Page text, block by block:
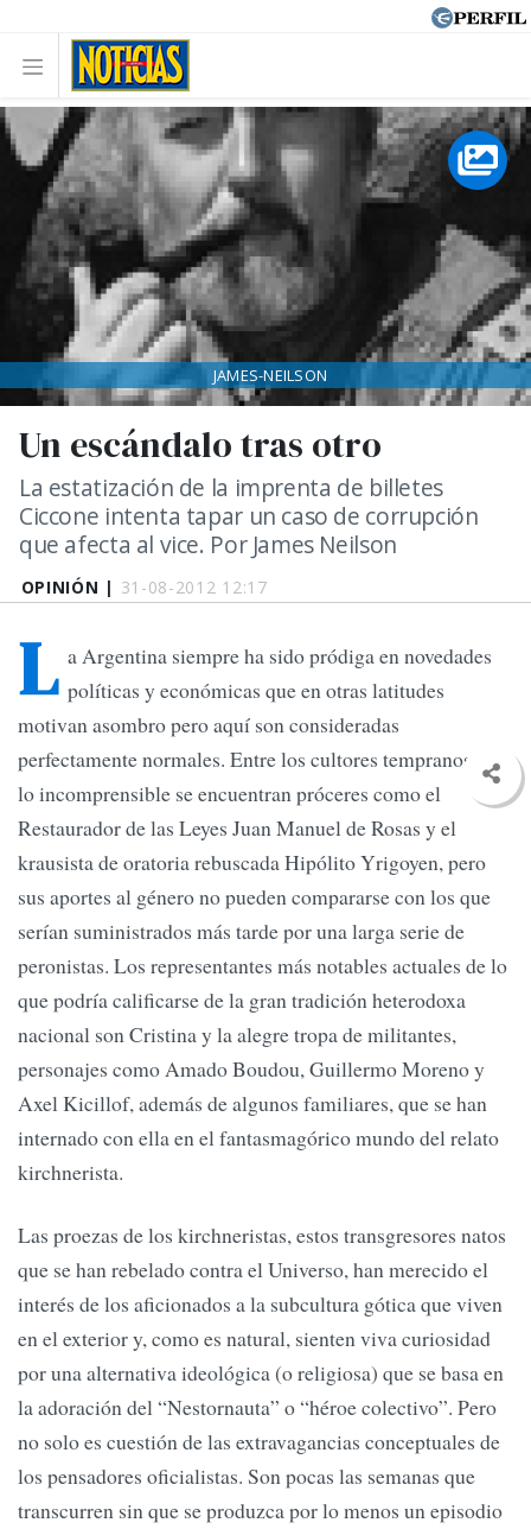
OPINIÓN | 31-08-2012 12:17
Un escándalo tras otro
La estatización de la imprenta de billetes
Ciccone intenta tapar un caso de corrupción
que afecta al vice. Por James Neilson
JAMES-NEILSON
L a Argentina siempre ha sido pródiga en novedades
políticas y económicas que en otras latitudes
motivan asombro pero aquí son consideradas
perfectamente normales. Entre los cultores tempranos de
lo incomprensible se encuentran próceres como el
Restaurador de las Leyes Juan Manuel de Rosas y el
krausista de oratoria rebuscada Hipólito Yrigoyen, pero
sus aportes al género no pueden compararse con los que
serían suministrados más tarde por una larga serie de
peronistas. Los representantes más notables actuales de lo
que podría calificarse de la gran tradición heterodoxa
nacional son Cristina y la alegre tropa de militantes,
personajes como Amado Boudou, Guillermo Moreno y
Axel Kicillof, además de algunos familiares, que se han
internado con ella en el fantasmagórico mundo del relato
kirchnerista.
Las proezas de los kirchneristas, estos transgresores natos
que se han rebelado contra el Universo, han merecido el
interés de los aficionados a la subcultura gótica que viven
en el exterior y, como es natural, sienten viva curiosidad
por una alternativa ideológica (o religiosa) que se basa en
la adoración del “Nestornauta” o “héroe colectivo”. Pero
no solo es cuestión de las extravagancias conceptuales de
los pensadores oficialistas. Son pocas las semanas que
transcurren sin que se produzca por lo menos un episodio